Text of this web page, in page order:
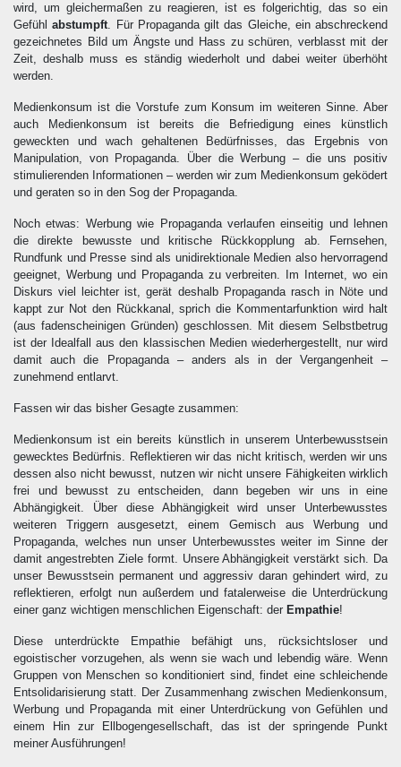
wird, um gleichermaßen zu reagieren, ist es folgerichtig, das so ein
Gefühlabstumpft. Für Propaganda gilt das Gleiche, ein abschreckend
gezeichnetes Bild um Ängste und Hass zu schüren, verblasst mit der
Zeit, deshalb muss es ständig wiederholt und dabei weiter überhöht
werden.
Medienkonsum ist die Vorstufe zum Konsum im weiteren Sinne. Aber
auch Medienkonsum ist bereits die Befriedigung eines künstlich
geweckten und wach gehaltenen Bedürfnisses, das Ergebnis von
Manipulation, von Propaganda. Über die Werbung – die uns positiv
stimulierenden Informationen – werden wir zum Medienkonsum geködert
und geraten so in den Sog der Propaganda.
Noch etwas: Werbung wie Propaganda verlaufen einseitig und lehnen
die direkte bewusste und kritische Rückkopplung ab. Fernsehen,
Rundfunk und Presse sind als unidirektionale Medien also hervorragend
geeignet, Werbung und Propaganda zu verbreiten. Im Internet, wo ein
Diskurs viel leichter ist, gerät deshalb Propaganda rasch in Nöte und
kappt zur Not den Rückkanal, sprich die Kommentarfunktion wird halt
(aus fadenscheinigen Gründen) geschlossen. Mit diesem Selbstbetrug
ist der Idealfall aus den klassischen Medien wiederhergestellt, nur wird
damit auch die Propaganda – anders als in der Vergangenheit –
zunehmend entlarvt.
Fassen wir das bisher Gesagte zusammen:
Medienkonsum ist ein bereits künstlich in unserem Unterbewusstsein
gewecktes Bedürfnis. Reflektieren wir das nicht kritisch, werden wir uns
dessen also nicht bewusst, nutzen wir nicht unsere Fähigkeiten wirklich
frei und bewusst zu entscheiden, dann begeben wir uns in eine
Abhängigkeit. Über diese Abhängigkeit wird unser Unterbewusstes
weiteren Triggern ausgesetzt, einem Gemisch aus Werbung und
Propaganda, welches nun unser Unterbewusstes weiter im Sinne der
damit angestrebten Ziele formt. Unsere Abhängigkeit verstärkt sich. Da
unser Bewusstsein permanent und aggressiv daran gehindert wird, zu
reflektieren, erfolgt nun außerdem und fatalerweise die Unterdrückung
einer ganz wichtigen menschlichen Eigenschaft: der Empathie!
Diese unterdrückte Empathie befähigt uns, rücksichtsloser und
egoistischer vorzugehen, als wenn sie wach und lebendig wäre. Wenn
Gruppen von Menschen so konditioniert sind, findet eine schleichende
Entsolidarisierung statt. Der Zusammenhang zwischen Medienkonsum,
Werbung und Propaganda mit einer Unterdrückung von Gefühlen und
einem Hin zur Ellbogengesellschaft, das ist der springende Punkt
meiner Ausführungen!